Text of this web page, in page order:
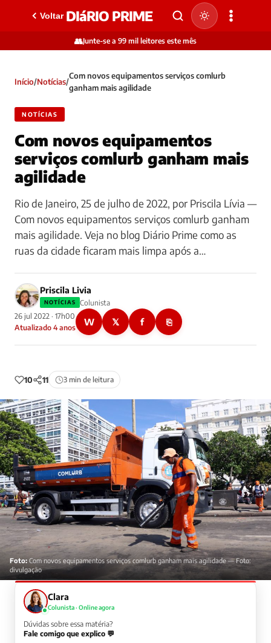
Voltar DIáRIO PRIME
👥Junte-se a 99 mil leitores este mês
Início/Notícias/
Com novos equipamentos serviços comlurb
ganham mais agilidade
NOTÍCIAS
Com novos equipamentos
serviços comlurb ganham mais
agilidade
Rio de Janeiro, 25 de julho de 2022, por Priscila Lívia —
Com novos equipamentos serviços comlurb ganham
mais agilidade. Veja no blog Diário Prime como as
ruas da cidade ficaram mais limpa após a…
Priscila Livia
NOTÍCIAS
Colunista
26 jul 2022 · 17h00
Atualizado 4 anos
W 𝕏 f ⎘
10 11 3 min de leitura
Foto: Com novos equipamentos serviços comlurb ganham mais agilidade — Foto:
divulgação
Clara
Colunista · Online agora
Dúvidas sobre essa matéria?
Fale comigo que explico 💬